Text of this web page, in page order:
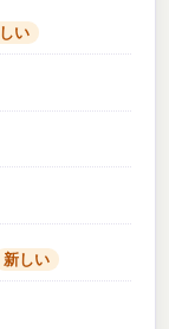
い
新しい